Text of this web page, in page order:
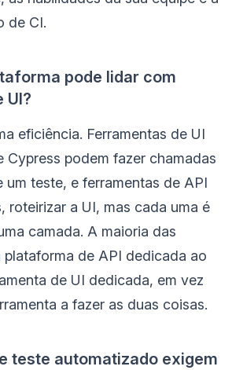
de CI.
pode lidar com
UI?
eficiência. Ferramentas de UI
Cypress podem fazer chamadas
um teste, e ferramentas de API
roteirizar a UI, mas cada uma é
camada. A maioria das
plataforma de API dedicada ao
de UI dedicada, em vez
a fazer as duas coisas.
teste automatizado exigem